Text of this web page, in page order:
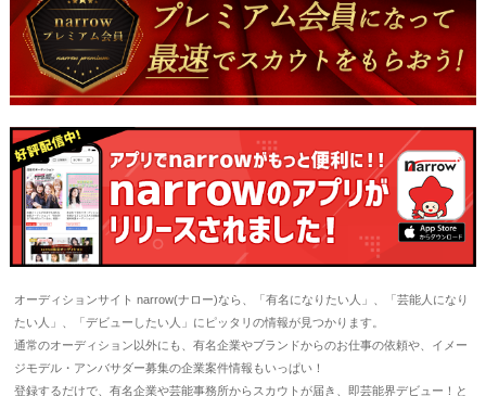
オーディションサイト narrow(ナロー)なら、「有名になりたい人」、「芸能人になり
たい人」、「デビューしたい人」にピッタリの情報が見つかります。
通常のオーディション以外にも、有名企業やブランドからのお仕事の依頼や、イメー
ジモデル・アンバサダー募集の企業案件情報もいっぱい！
登録するだけで、有名企業や芸能事務所からスカウトが届き、即芸能界デビュー！と